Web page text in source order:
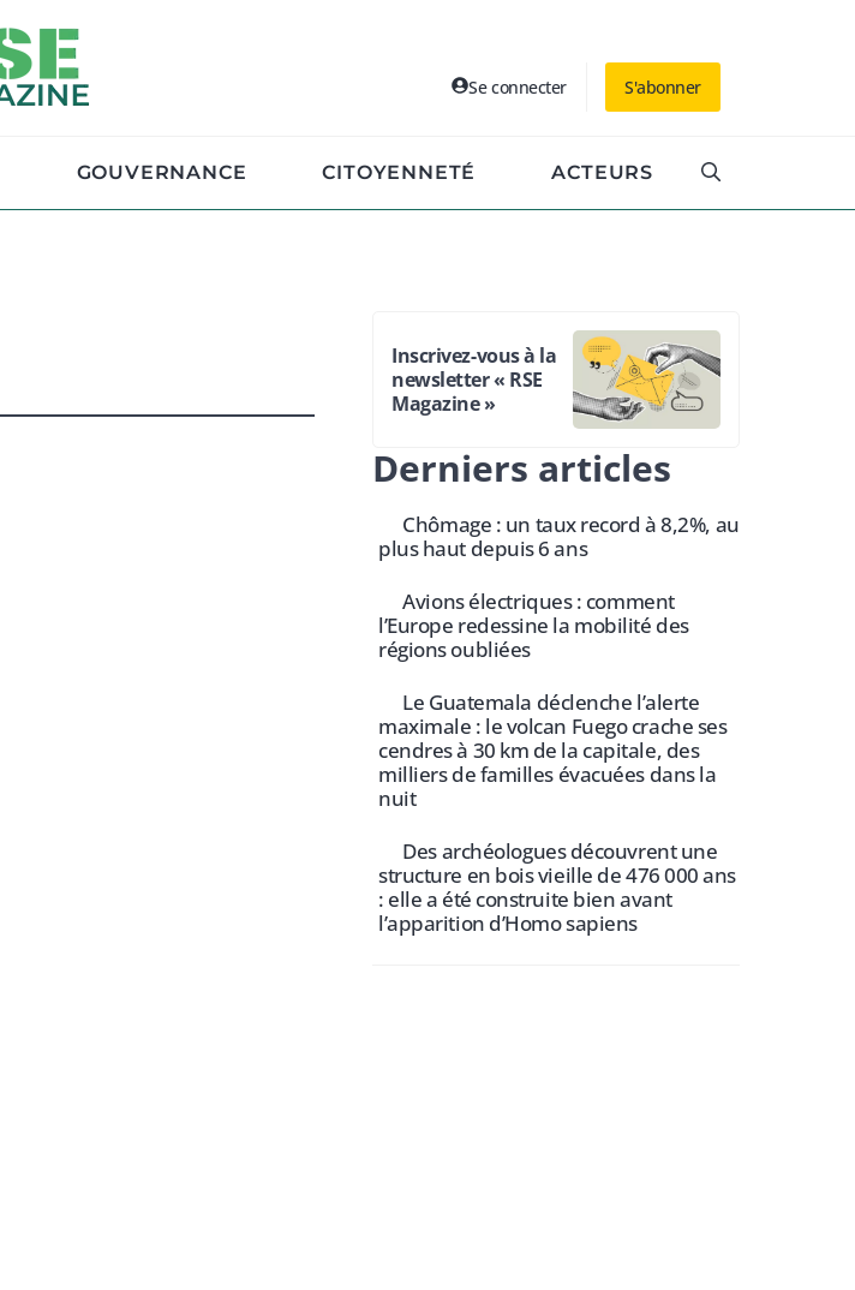
Se connecter S'abonner
GOUVERNANCE CITOYENNETÉ ACTEURS
Inscrivez-vous à la
newsletter « RSE
Magazine »
Derniers articles
Chômage : un taux record à 8,2%, au
plus haut depuis 6 ans
Avions électriques : comment
l’Europe redessine la mobilité des
régions oubliées
Le Guatemala déclenche l’alerte
maximale : le volcan Fuego crache ses
cendres à 30 km de la capitale, des
milliers de familles évacuées dans la
nuit
Des archéologues découvrent une
structure en bois vieille de 476 000 ans
: elle a été construite bien avant
l’apparition d’Homo sapiens